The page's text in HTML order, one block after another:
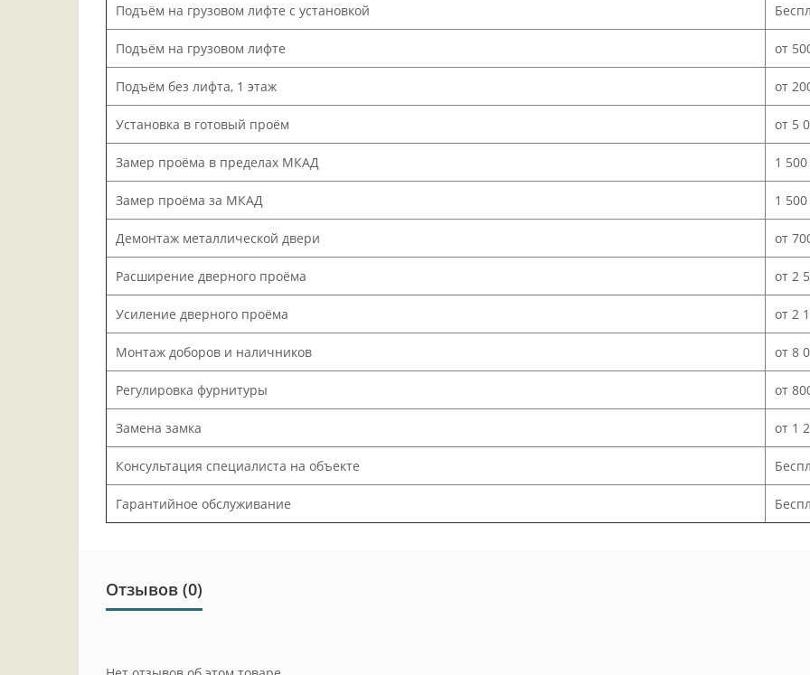
Подъём на грузовом лифте с установкой
Подъём на грузовом лифте от
Подъём без лифта, 1 этаж от
Установка в готовый проём от 5
Замер проёма в пределах МКАД 1
Замер проёма за МКАД 1
Демонтаж металлической двери от
Расширение дверного проёма от 2
Усиление дверного проёма от 2
Монтаж доборов и наличников от 8
Регулировка фурнитуры от
Замена замка от 1
Консультация специалиста на объекте
Гарантийное обслуживание
Отзывов (0)